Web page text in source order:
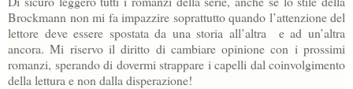
Brockmann non mi fa impazzire soprattutto quando l’attenzione del
lettore deve essere spostata da una storia all’altra e ad un’altra
ancora. Mi riservo il diritto di cambiare opinione con i prossimi
romanzi, sperando di dovermi strappare i capelli dal coinvolgimento
della lettura e non dalla disperazione!